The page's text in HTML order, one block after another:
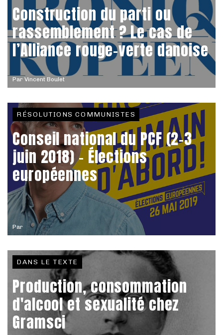
Par Vincent Boulet
Construction du parti ou
rassemblement ? Le cas de
l’Alliance rouge-verte danoise
Par
RÉSOLUTIONS COMMUNISTES
Conseil national du PCF (2-3
juin 2018) - Élections
européennes
DANS LE TEXTE
Production, consommation
d'alcool et sexualité chez
Gramsci